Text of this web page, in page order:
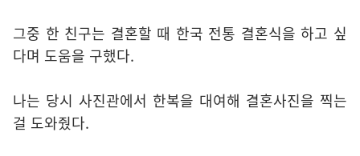
그중 한 친구는 결혼할 때 한국 전통 결혼식을 하고 싶
다며 도움을 구했다.
나는 당시 사진관에서 한복을 대여해 결혼사진을 찍는
걸 도와줬다.